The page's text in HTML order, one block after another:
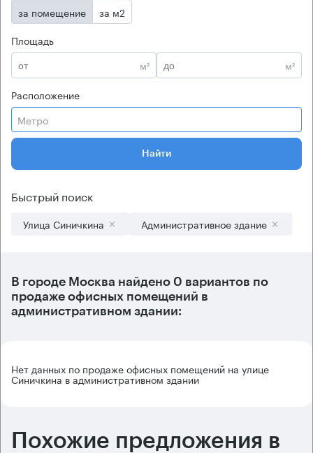
за помещение
за м2
Площадь
м²
м²
Расположение
Метро
Найти
Быстрый поиск
Улица Синичкина Административное здание
В городе Москва найдено 0 вариантов по
продаже офисных помещений в
административном здании:
Нет данных по продаже офисных помещений на улице
Синичкина в административном здании
Похожие предложения в